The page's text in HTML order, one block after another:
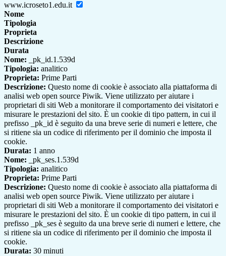
www.icroseto1.edu.it
Nome
Tipologia
Proprieta
Descrizione
Durata
Nome: _pk_id.1.539d
Tipologia: analitico
Proprieta: Prime Parti
Descrizione: Questo nome di cookie è associato alla piattaforma di
analisi web open source Piwik. Viene utilizzato per aiutare i
proprietari di siti Web a monitorare il comportamento dei visitatori e
misurare le prestazioni del sito. È un cookie di tipo pattern, in cui il
prefisso _pk_id è seguito da una breve serie di numeri e lettere, che
si ritiene sia un codice di riferimento per il dominio che imposta il
cookie.
Durata: 1 anno
Nome: _pk_ses.1.539d
Tipologia: analitico
Proprieta: Prime Parti
Descrizione: Questo nome di cookie è associato alla piattaforma di
analisi web open source Piwik. Viene utilizzato per aiutare i
proprietari di siti Web a monitorare il comportamento dei visitatori e
misurare le prestazioni del sito. È un cookie di tipo pattern, in cui il
prefisso _pk_ses è seguito da una breve serie di numeri e lettere, che
si ritiene sia un codice di riferimento per il dominio che imposta il
cookie.
Durata: 30 minuti